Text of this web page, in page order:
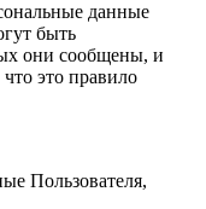
данные
быть
они сообщены, и
это правило
Пользователя,